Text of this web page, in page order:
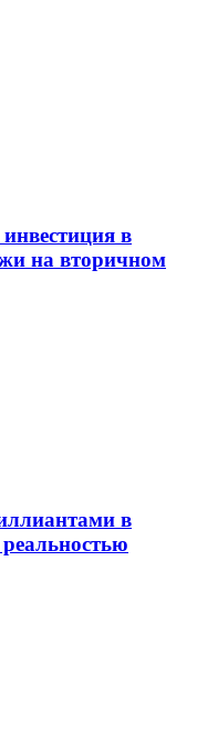
в
на вторичном
в